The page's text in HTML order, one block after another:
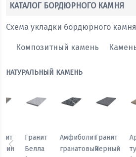
КАТАЛОГ БОРДЮРНОГО КАМНЯ
Схема укладки бордюрного
Композитный камень
НАТУРАЛЬНЫЙ КАМЕНЬ
Мрамор
паллодио
Гранит
Табак
Гранит
Павлин
Белла
Предыдущий